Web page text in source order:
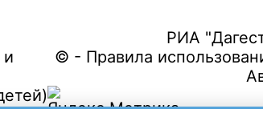
РИА
© - Правила